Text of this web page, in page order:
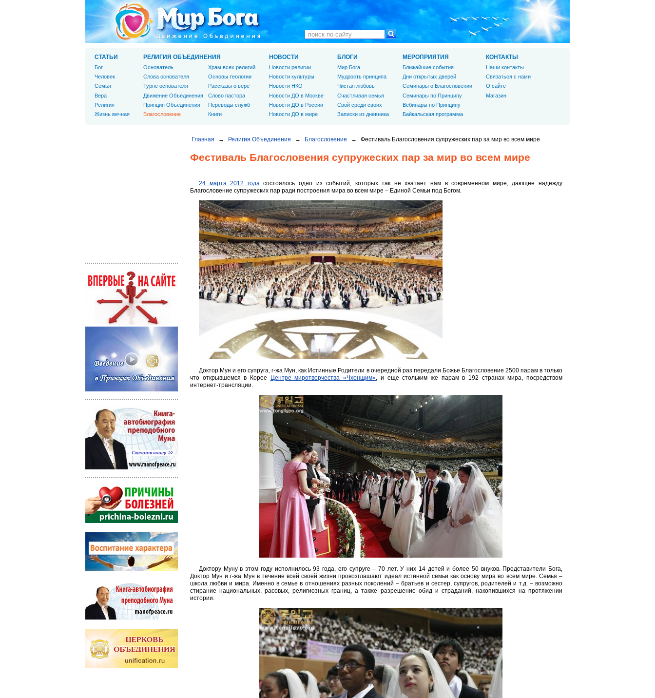
Главная → Религия Объединения → Благословение → Фестиваль Благословения супружеских пар за мир во всем мире
Фестиваль Благословения супружеских пар за мир во всем мире
24 марта 2012 годасостоялось одно из событий, которых так не хватает нам в современном мире, дающее надежду
Благословение супружеских пар ради построения мира во всем мире – Единой Семьи под Богом.
Доктор Мун и его супруга, г-жа Мун, как Истинные Родители в очередной раз передали Божье Благословение 2500 парам в только
что открывшемся в Корее
Центре миротворчества «Чхонщим», и еще стольким же парам в 192 странах мира, посредством
интернет-трансляции.
Доктору Муну в этом году исполнилось 93 года, его супруге – 70 лет. У них 14 детей и более 50 внуков. Представители Бога,
Доктор Мун и г-жа Мун в течение всей своей жизни провозглашают идеал истинной семьи как основу мира во всем мире. Семья –
школа любви и мира. Именно в семье в отношениях разных поколений – братьев и сестер, супругов, родителей и т.д. – возможно
стирание национальных, расовых, религиозных границ, а также разрешение обид и страданий, накопившихся на протяжении
истории.
СТАТЬИ
Бог
Человек
Cемья
Вера
Религия
Жизнь вечная
РЕЛИГИЯ ОБЪЕДИНЕНИЯ
Основатель
Слова основателя
Турне основателя
Движение Объединения
Принцип Объединения
Благословение
Храм всех религий
Основы теологии
Рассказы о вере
Слово пастора
Переводы служб
Книги
НОВОСТИ
Новости религии
Новости культуры
Новости НКО
Новости ДО в Москве
Новости ДО в России
Новости ДО в мире
БЛОГИ
Мир Бога
Мудрость принципа
Чистая любовь
Счастливая семья
Свой среди своих
Записки из дневника
МЕРОПРИЯТИЯ
Ближайшие события
Дни открытых дверей
Семинары о Благословении
Семинары по Принципу
Вебинары по Принципу
Байкальская программа
КОНТАКТЫ
Наши контакты
Связаться с нами
О сайте
Магазин